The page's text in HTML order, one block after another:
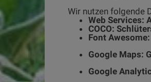
Wir nutzen folgende
Web Services:
COCO:
Font
Google Maps:
Google